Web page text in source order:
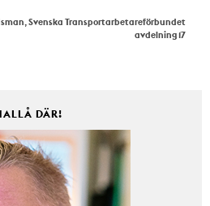
Svenska Transportarbetareförbundet
avdelning 17
DÄR!